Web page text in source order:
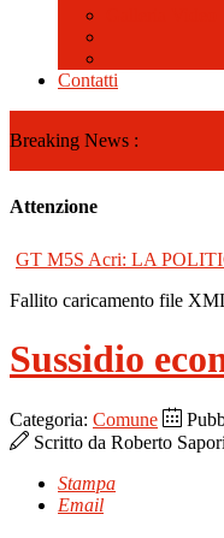
Contatti
Breaking News :
GT M5S Acri: LA
Attenzione
Fallito caricamento file
Sussidio
Categoria: Comune
Scritto da Roberto
Stampa
Email